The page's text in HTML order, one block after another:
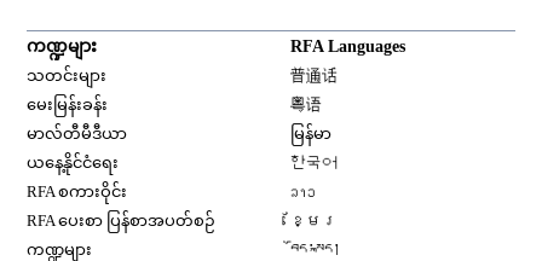
ကဏ္ဍများ
သတင်းများ
မေးမြန်းခန်း
မာလ်တီမီဒီယာ
ယနေ့နိုင်ငံရေး
RFA စကားဝိုင်း
RFA ပေးစာ ပြန်စာအပတ်စဉ်
ကဏ္ဍများ
RFA Languages
普通话
粤语
မြန်မာ
한국어
ລາວ
ខ្មែរ
བོད་སྐད།